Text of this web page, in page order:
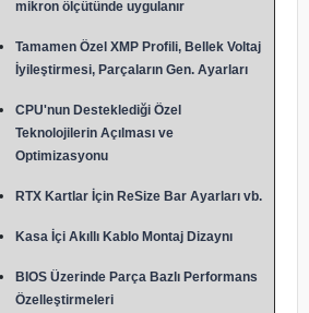
mikron ölçütünde uygulanır
Tamamen Özel XMP Profili, Bellek Voltaj
İyileştirmesi, Parçaların Gen. Ayarları
CPU'nun Desteklediği Özel
Teknolojilerin Açılması ve
Optimizasyonu
RTX Kartlar İçin ReSize Bar Ayarları vb.
Kasa İçi Akıllı Kablo Montaj Dizaynı
BIOS Üzerinde Parça Bazlı Performans
Özelleştirmeleri